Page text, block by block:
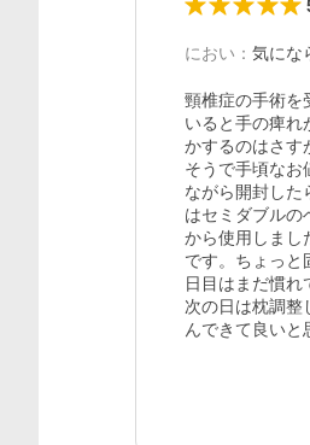
におい ： 気にな
頸椎症の手術を
いると手の痺れ
かするのはさす
そうで手頃なお
ながら開封した
はセミダブルの
から使用しまし
です。ちょっと
日目はまだ慣れ
次の日は枕調整
んできて良い